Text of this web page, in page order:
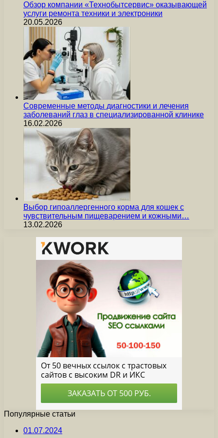
Обзор компании «Технобытсервис» оказывающей
услуги ремонта техники и электроники
20.05.2026
Современные методы диагностики и лечения
заболеваний глаз в специализированной клинике
16.02.2026
Выбор гипоаллергенного корма для кошек с
чувствительным пищеварением и кожными…
13.02.2026
Популярные статьи
01.07.2024